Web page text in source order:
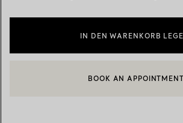
IN DEN WARENKORB
EINEN KUNDENBERATERBOOK AN APPOINTMENT